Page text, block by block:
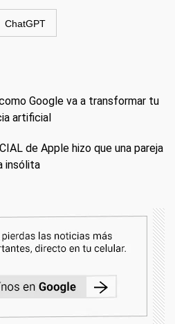
ChatGPT
Google va a transformar tu
artificial
de Apple hizo que una pareja
insólita